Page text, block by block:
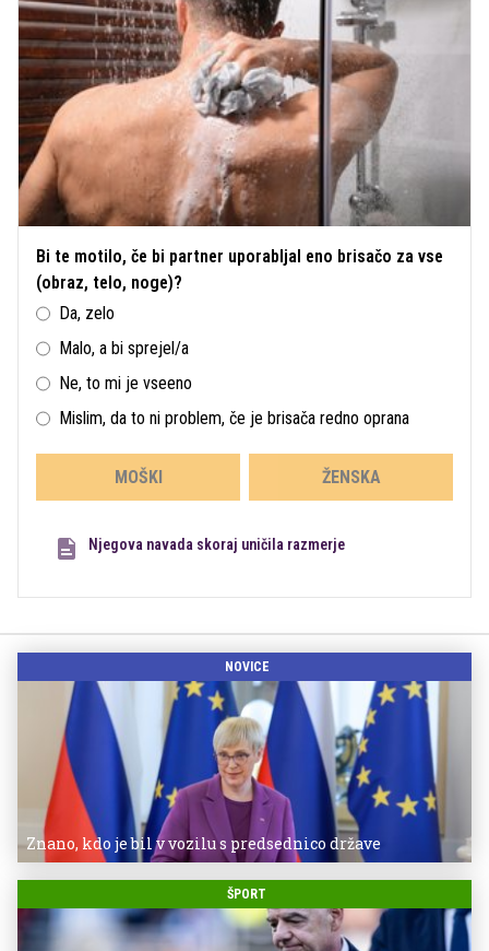
Bi te motilo, če bi partner uporabljal eno brisačo za vse
(obraz, telo, noge)?
Da, zelo
Malo, a bi sprejel/a
Ne, to mi je vseeno
Mislim, da to ni problem, če je brisača redno oprana
MOŠKI ŽENSKA
Njegova navada skoraj uničila razmerje
NOVICE
Znano, kdo je bil v vozilu s predsednico države
ŠPORT